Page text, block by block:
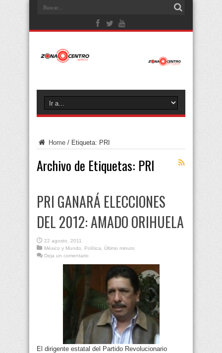
Home / Etiqueta: PRI
Archivo de Etiquetas: PRI
PRI GANARÁ ELECCIONES
DEL 2012: AMADO ORIHUELA
22 agosto, 2011
México y Mundo, Política, Último minuto
Deja un comentario
El dirigente estatal del Partido Revolucionario